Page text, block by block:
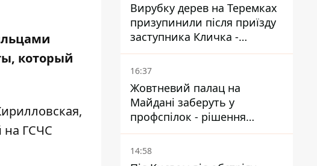
который
на ГСЧС
Вирубку дерев на Теремках
призупинили після приїзду
заступника Кличка -
почався діалог
16:37
Жовтневий палац на
Майдані заберуть у
профспілок - рішення
Господарського суду
14:58